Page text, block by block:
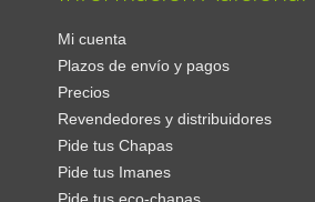
Mi cuenta
Plazos de envío y pagos
Precios
Revendedores y distribuidores
Pide tus Chapas
Pide tus Imanes
Pide tus eco-chapas